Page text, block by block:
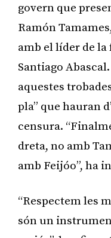
govern que
Ramón
amb el líder de
Santiago
aquestes
pla” que hauran
censura.
dreta, no amb
amb Feijóo”, ha
“Respectem les
són un